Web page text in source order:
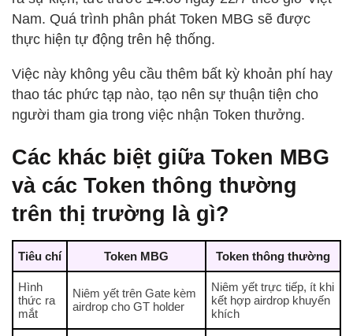
Nam. Quá trình phân phát Token MBG sẽ được
thực hiện tự động trên hệ thống.
Việc này không yêu cầu thêm bất kỳ khoản phí hay
thao tác phức tạp nào, tạo nên sự thuận tiện cho
người tham gia trong việc nhận Token thưởng.
Các khác biệt giữa Token MBG
và các Token thông thường
trên thị trường là gì?
Tiêu chí Token MBG Token thông thường
Hình
thức ra
mắt
Niêm yết trên Gate kèm
airdrop cho GT holder
Niêm yết trực tiếp, ít khi
kết hợp airdrop khuyến
khích